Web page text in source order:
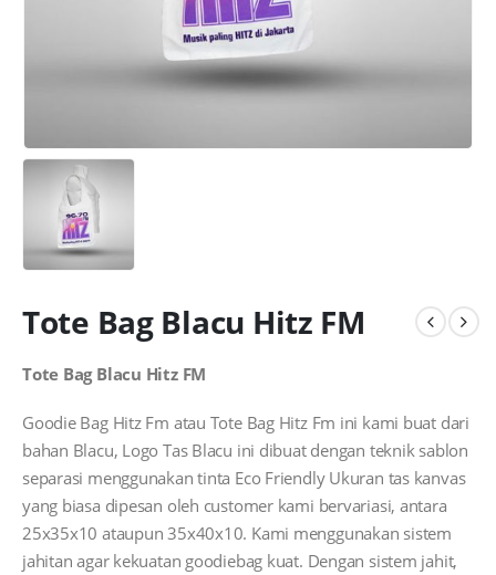
Tote Bag Blacu Hitz FM
Tote Bag Blacu Hitz FM
Goodie Bag Hitz Fm atau Tote Bag Hitz Fm ini kami buat dari
bahan Blacu, Logo Tas Blacu ini dibuat dengan teknik sablon
separasi menggunakan tinta Eco Friendly Ukuran tas kanvas
yang biasa dipesan oleh customer kami bervariasi, antara
25x35x10 ataupun 35x40x10. Kami menggunakan sistem
jahitan agar kekuatan goodiebag kuat. Dengan sistem jahit,